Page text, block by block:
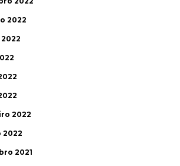
2022
2022
2022
2021